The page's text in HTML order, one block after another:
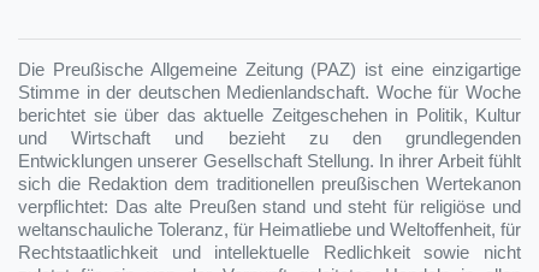
Die Preußische Allgemeine Zeitung (PAZ) ist eine einzigartige
Stimme in der deutschen Medienlandschaft. Woche für Woche
berichtet sie über das aktuelle Zeitgeschehen in Politik, Kultur
und Wirtschaft und bezieht zu den grundlegenden
Entwicklungen unserer Gesellschaft Stellung. In ihrer Arbeit fühlt
sich die Redaktion dem traditionellen preußischen Wertekanon
verpflichtet: Das alte Preußen stand und steht für religiöse und
weltanschauliche Toleranz, für Heimatliebe und Weltoffenheit, für
Rechtstaatlichkeit und intellektuelle Redlichkeit sowie nicht